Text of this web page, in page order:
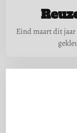
Eind maart dit